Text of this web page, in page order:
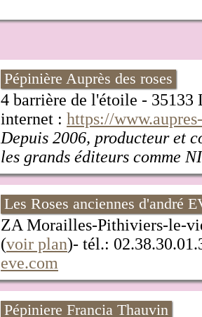
Pépinière Auprès des roses
4 barrière de l'étoile - 35133
internet : https://
Depuis 2006, producteur et
les grands éditeurs comme
Les Roses anciennes d'andré
ZA Morailles-Pithiviers-le-
(voir plan)- tél.:
eve.com
Pépiniere Francia Thauvin